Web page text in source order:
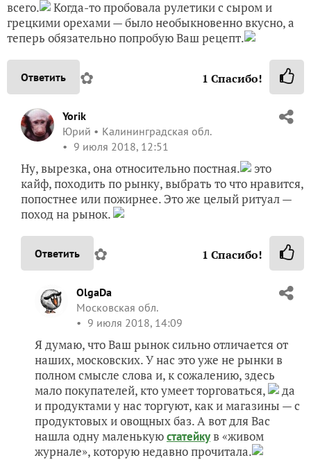
всего.
Когда-то пробовала рулетики с сыром и
грецкими орехами — было необыкновенно вкусно, а
теперь обязательно попробую Ваш рецепт.
Ответить ✿ 1 Спасибо!
Yorik
Юрий
Калининградская обл.
9 июля 2018, 12:51
Ну, вырезка, она относительно постная.
это
кайф, походить по рынку, выбрать то что нравится,
попостнее или пожирнее. Это же целый ритуал —
поход на рынок.
Ответить ✿ 1 Спасибо!
OlgaDa
Московская обл.
9 июля 2018, 14:09
Я думаю, что Ваш рынок сильно отличается от
наших, московских. У нас это уже не рынки в
полном смысле слова и, к сожалению, здесь
мало покупателей, кто умеет торговаться,
да
и продуктами у нас торгуют, как и магазины — с
продуктовых и овощных баз. А вот для Вас
нашла одну маленькуюстатейкув «живом
журнале», которую недавно прочитала.